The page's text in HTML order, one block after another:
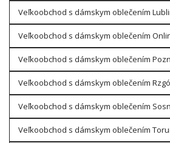
Veľkoobchod s dámskym oblečením
Veľkoobchod s dámskym oblečením
Veľkoobchod s dámskym oblečením
Veľkoobchod s dámskym oblečením
Veľkoobchod s dámskym oblečením
Veľkoobchod s dámskym oblečením